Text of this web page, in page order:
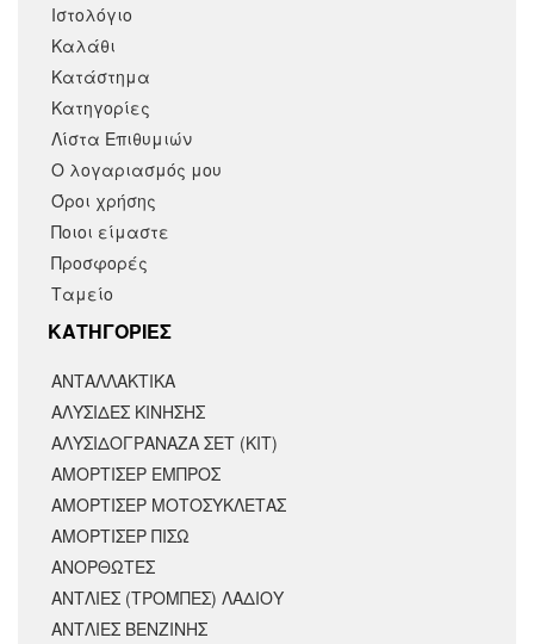
Ιστολόγιο
Καλάθι
Κατάστημα
Κατηγορίες
Λίστα Επιθυμιών
Ο λογαριασμός μου
Όροι χρήσης
Ποιοι είμαστε
Προσφορές
Ταμείο
KΑΤΗΓΟΡΙΕΣ
ΑΝΤΑΛΛΑΚΤΙΚΆ
ΑΛΥΣΙΔΕΣ ΚΙΝΗΣΗΣ
ΑΛΥΣΙΔΟΓΡΑΝΑΖΑ ΣΕΤ (ΚΙΤ)
ΑΜΟΡΤΙΣΕΡ ΕΜΠΡΟΣ
ΑΜΟΡΤΙΣΈΡ ΜΟΤΟΣΥΚΛΈΤΑΣ
ΑΜΟΡΤΙΣΕΡ ΠΙΣΩ
ΑΝΟΡΘΩΤΕΣ
ΑΝΤΛΙΕΣ (ΤΡΟΜΠΕΣ) ΛΑΔΙΟΥ
ΑΝΤΛΙΕΣ ΒΕΝΖΙΝΗΣ